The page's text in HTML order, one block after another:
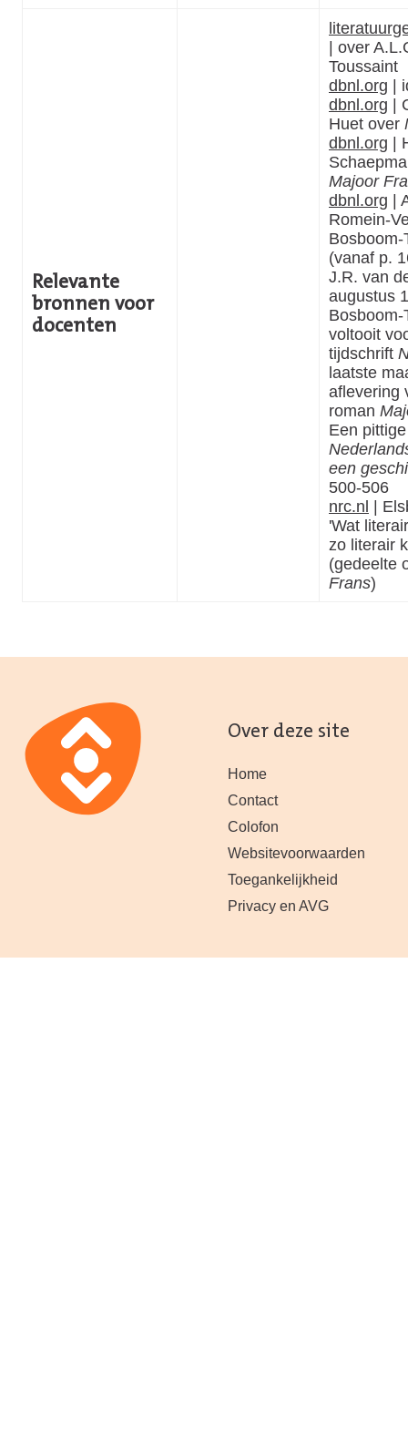
Relevante
bronnen voor
docenten
| over
Toussaint
dbnl.org |
dbnl.org |
Huet over
dbnl.org |
Majoor
dbnl.org |
Romein-
Bosboom-
(vanaf p.
J.R. van
augustus
Bosboom-
voltooit
tijdschrift
laatste
aflevering
roman
Een
een
500-506
nrc.nl |
'Wat
zo literair
(gedeelte
Frans)
Over deze site
Home
Contact
Colofon
Websitevoorwaarden
Toegankelijkheid
Privacy en AVG